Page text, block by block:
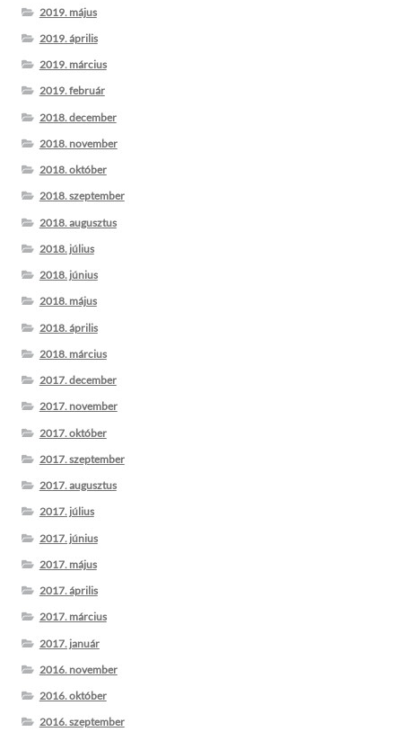
2019. május
2019. április
2019. március
2019. február
2018. december
2018. november
2018. október
2018. szeptember
2018. augusztus
2018. július
2018. június
2018. május
2018. április
2018. március
2017. december
2017. november
2017. október
2017. szeptember
2017. augusztus
2017. július
2017. június
2017. május
2017. április
2017. március
2017. január
2016. november
2016. október
2016. szeptember